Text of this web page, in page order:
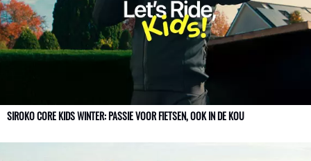
SIROKO CORE KIDS WINTER: PASSIE VOOR FIETSEN, OOK IN DE KOU